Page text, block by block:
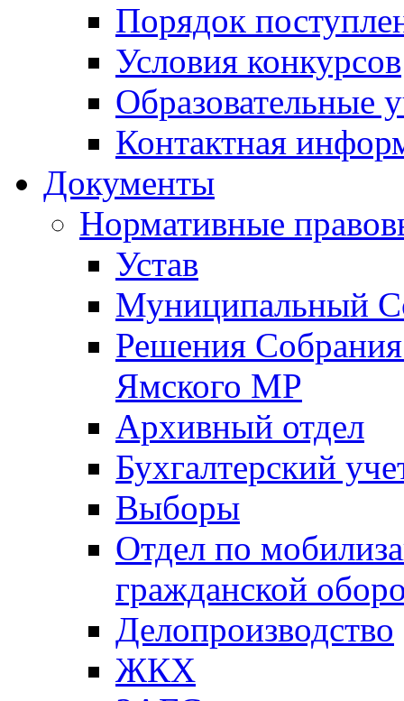
Порядок
Условия конкурсов
Образовательные
Контактная
Документы
Нормативные
Устав
Муниципальный
Решения
Ямского МР
Архивный отдел
Бухгалтерский
Выборы
Отдел по
гражданской
Делопроизводство
ЖКХ